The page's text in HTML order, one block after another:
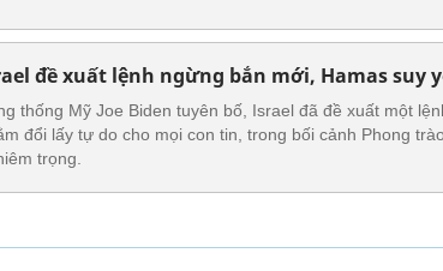
đề xuất lệnh ngừng bắn mới, Hamas suy
thống Mỹ Joe Biden tuyên bố, Israel đã đề xuất một
đổi lấy tự do cho mọi con tin, trong bối cảnh Phong
trọng.